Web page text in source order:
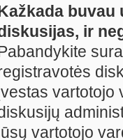
buvau
ir
vartotojo
vartotojo